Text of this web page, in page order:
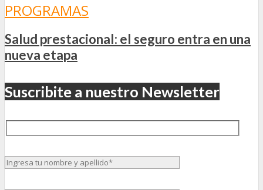
PROGRAMAS
Salud prestacional: el seguro entra en una
nueva etapa
Suscribite a nuestro Newsletter